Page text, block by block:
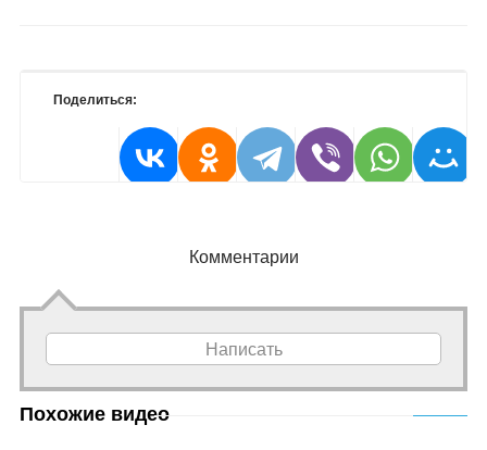
Поделиться:
Комментарии
Написать
Похожие видео